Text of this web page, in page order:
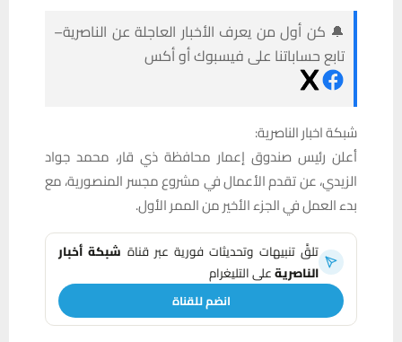
🔔 كن أول من يعرف الأخبار العاجلة عن الناصرية–
تابع حساباتنا على فيسبوك أو أكس
شبكة اخبار الناصرية:
أعلن رئيس صندوق إعمار محافظة ذي قار، محمد جواد
الزيدي، عن تقدم الأعمال في مشروع مجسر المنصورية، مع
بدء العمل في الجزء الأخير من الممر الأول.
تلقَّ تنبيهات وتحديثات فورية عبر قناة شبكة أخبار
الناصريةعلى التليغرام
انضم للقناة